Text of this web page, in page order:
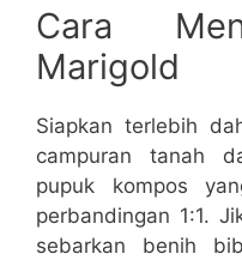
Cara
Marigold
Siapkan terlebih
campuran tanah
pupuk kompos
perbandingan 1:1.
sebarkan benih